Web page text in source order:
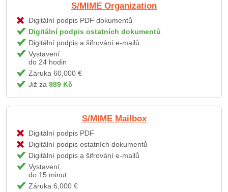
S/MIME Organization
Digitální podpis PDF dokumentů
Digitální podpis ostatních dokumentů
Digitální podpis a šifrování e-mailů
Vystavení
do 24 hodin
Záruka 60,000 €
Již za 989 Kč
S/MIME Mailbox
Digitální podpis PDF
Digitální podpis ostatních dokumentů
Digitální podpis a šifrování e-mailů
Vystavení
do 15 minut
Záruka 6,000 €